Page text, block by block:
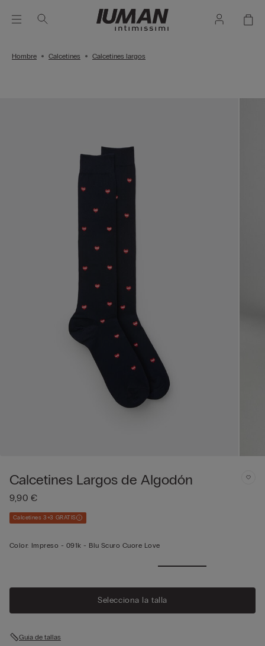
Hombre Calcetines Calcetines largos
Calcetines Largos de Algodón
9,90 €
Calcetines 3+3 GRATIS
Color: Impreso - 091k - Blu Scuro Cuore Love
Selecciona la talla
Guía de tallas